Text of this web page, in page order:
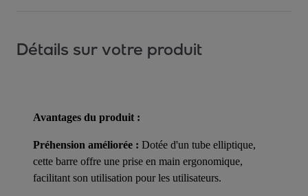
Détails sur votre produit
Avantages du produit :
Préhension améliorée : Dotée d'un tube elliptique,
cette barre offre une prise en main ergonomique,
facilitant son utilisation pour les utilisateurs.